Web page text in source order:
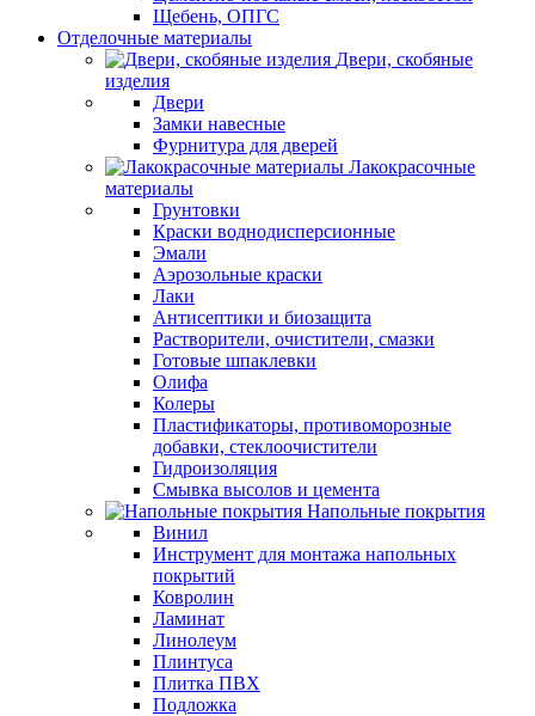
Щебень, ОПГС
Отделочные материалы
Двери, скобяные
изделия
Двери
Замки навесные
Фурнитура для дверей
Лакокрасочные
материалы
Грунтовки
Краски воднодисперсионные
Эмали
Аэрозольные краски
Лаки
Антисептики и биозащита
Растворители, очистители, смазки
Готовые шпаклевки
Олифа
Колеры
Пластификаторы, противоморозные
добавки, стеклоочистители
Гидроизоляция
Смывка высолов и цемента
Напольные покрытия
Винил
Инструмент для монтажа напольных
покрытий
Ковролин
Ламинат
Линолеум
Плинтуса
Плитка ПВХ
Подложка